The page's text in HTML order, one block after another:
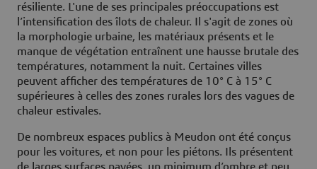
résiliente. L'une de ses principales préoccupations est
l’intensification des îlots de chaleur. Il s'agit de zones où
la morphologie urbaine, les matériaux présents et le
manque de végétation entraînent une hausse brutale des
températures, notamment la nuit. Certaines villes
peuvent afficher des températures de 10° C à 15° C
supérieures à celles des zones rurales lors des vagues de
chaleur estivales.
De nombreux espaces publics à Meudon ont été conçus
pour les voitures, et non pour les piétons. Ils présentent